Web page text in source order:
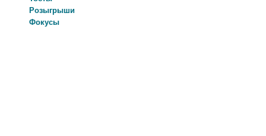
Розыгрыши
Фокусы